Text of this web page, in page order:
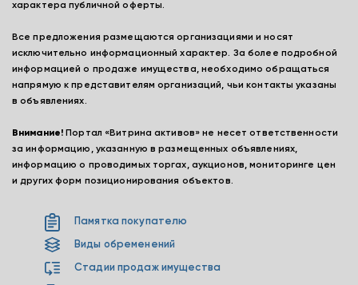
характера публичной оферты.
Все предложения размещаются организациями и носят
исключительно информационный характер. За более подробной
информацией о продаже имущества, необходимо обращаться
напрямую к представителям организаций, чьи контакты указаны
в объявлениях.
Внимание! Портал «Витрина активов» не несет ответственности
за информацию, указанную в размещенных объявлениях,
информацию о проводимых торгах, аукционов, мониторинге цен
и других форм позиционирования объектов.
Памятка покупателю
Виды обременений
Стадии продаж имущества